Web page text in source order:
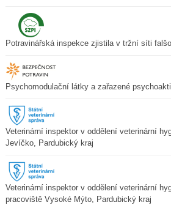
Potravinářská inspekce zjistila v tržní síti
Psychomodulační látky a zařazené
Veterinární inspektor v oddělení veterinární
Jevíčko, Pardubický kraj
Veterinární inspektor v oddělení veterinární
pracoviště Vysoké Mýto, Pardubický kraj